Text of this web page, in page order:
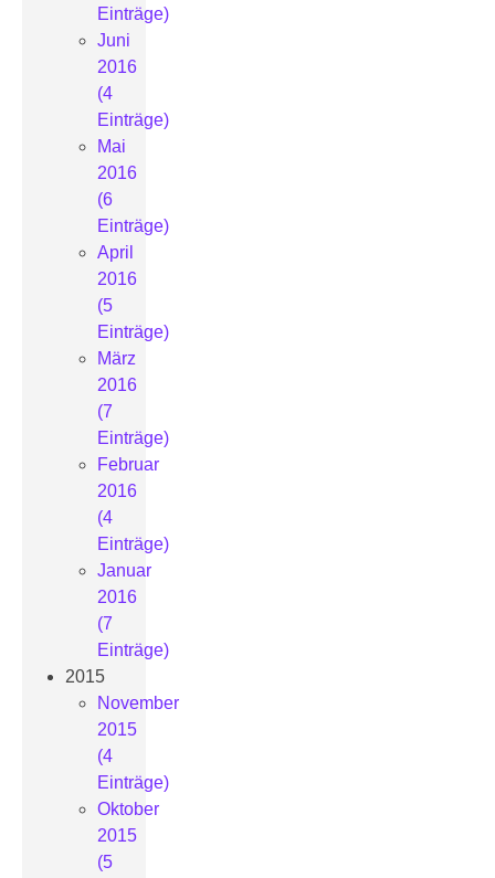
Einträge)
Juni
2016
(4
Einträge)
Mai
2016
(6
Einträge)
April
2016
(5
Einträge)
März
2016
(7
Einträge)
Februar
2016
(4
Einträge)
Januar
2016
(7
Einträge)
2015
November
2015
(4
Einträge)
Oktober
2015
(5